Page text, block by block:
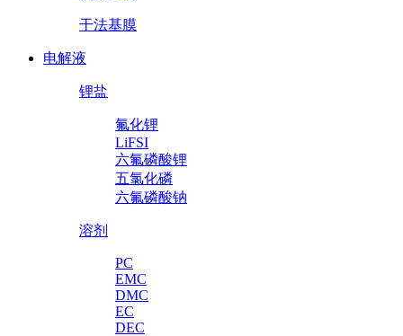
干法基膜
电解液
锂盐
氟化锂
LiFSI
六氟磷酸锂
五氯化磷
六氟磷酸钠
溶剂
PC
EMC
DMC
EC
DEC